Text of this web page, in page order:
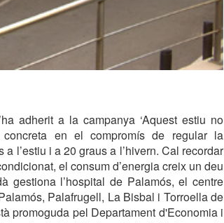
adherit a la campanya ‘Aquest estiu no
en el compromís de regular la
l’estiu i a 20 graus a l’hivern. Cal recordar
el consum d’energia creix un deu
gestiona l’hospital de Palamós, el centre
Palafrugell, La Bisbal i Torroella de
promoguda pel Departament d'Economia i